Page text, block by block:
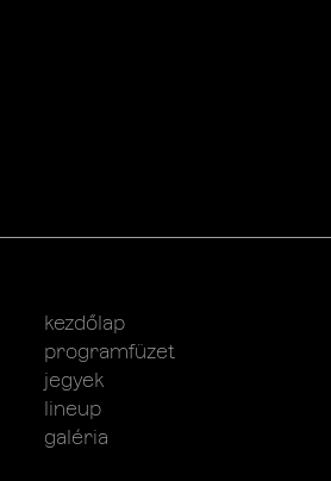
kezdőlap
programfüzet
jegyek
lineup
galéria